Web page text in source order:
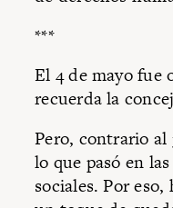
***
El 4 de mayo fue
recuerda la
Pero, contrario al
lo que pasó en
sociales. Por